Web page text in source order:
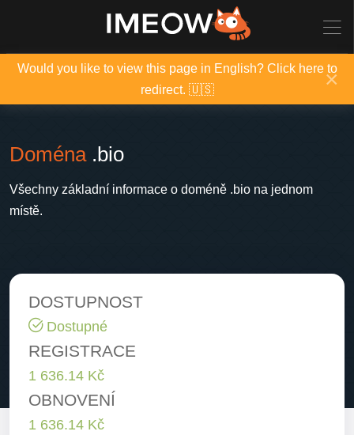
Would you like to view this page in English? Click here to
redirect. 🇺🇸
×
Doména.bio
Všechny základní informace o doméně .bio na jednom
místě.
DOSTUPNOST
Dostupné
REGISTRACE
1 636.14 Kč
OBNOVENÍ
1 636.14 Kč